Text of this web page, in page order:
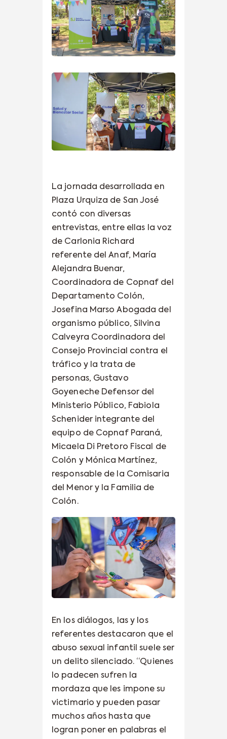
La jornada desarrollada en
Plaza Urquiza de San José
contó con diversas
entrevistas, entre ellas la voz
de Carlonia Richard
referente del Anaf, María
Alejandra Buenar,
Coordinadora de Copnaf del
Departamento Colón,
Josefina Marso Abogada del
organismo público, Silvina
Calveyra Coordinadora del
Consejo Provincial contra el
tráfico y la trata de
personas, Gustavo
Goyeneche Defensor del
Ministerio Público, Fabiola
Schenider integrante del
equipo de Copnaf Paraná,
Micaela Di Pretoro Fiscal de
Colón y Mónica Martínez,
responsable de la Comisaria
del Menor y la Familia de
Colón.
En los diálogos, las y los
referentes destacaron que el
abuso sexual infantil suele ser
un delito silenciado. “Quienes
lo padecen sufren la
mordaza que les impone su
victimario y pueden pasar
muchos años hasta que
logran poner en palabras el